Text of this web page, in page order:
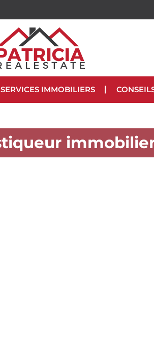
SERVICES IMMOBILIERS